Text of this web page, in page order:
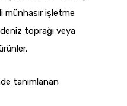
münhasır işletme
deniz toprağı veya
tanımlanan